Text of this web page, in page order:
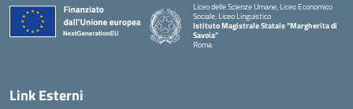
Liceo delle Scienze Umane, Liceo Economico
Sociale, Liceo Linguistico
Istituto Magistrale Statale "Margherita di
Savoia"
Roma
Link Esterni